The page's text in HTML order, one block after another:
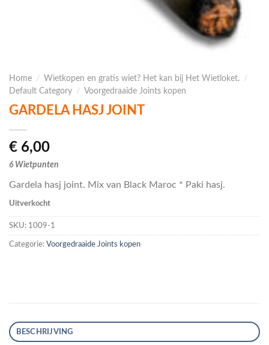
Home / Wietkopen en gratis wiet? Het kan bij Het Wietloket. /
Default Category / Voorgedraaide Joints kopen
GARDELA HASJ JOINT
€ 6,00
6 Wietpunten
Gardela hasj joint. Mix van Black Maroc * Paki hasj.
Uitverkocht
SKU: 1009-1
Categorie: Voorgedraaide Joints kopen
BESCHRIJVING